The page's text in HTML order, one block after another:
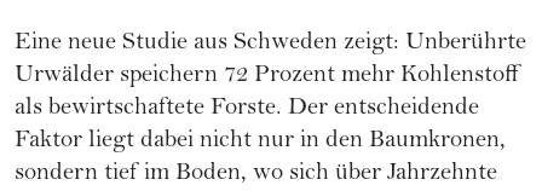
Eine neue Studie aus Schweden zeigt: Unberührte
Urwälder speichern 72 Prozent mehr Kohlenstoff
als bewirtschaftete Forste. Der entscheidende
Faktor liegt dabei nicht nur in den Baumkronen,
sondern tief im Boden, wo sich über Jahrzehnte